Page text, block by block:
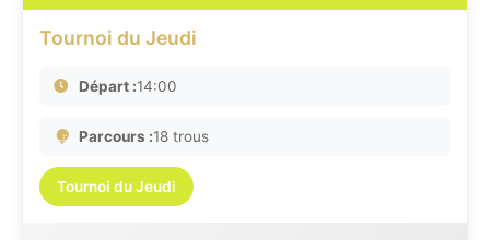
Tournoi du Jeudi
Départ :14:00
Parcours :18 trous
Tournoi du Jeudi